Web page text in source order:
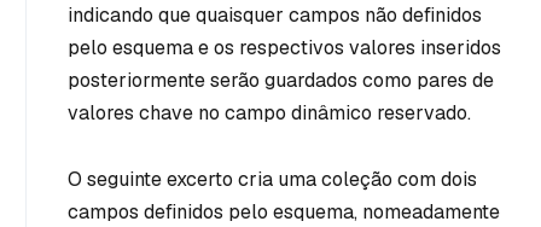
indicando que quaisquer campos não definidos
pelo esquema e os respectivos valores inseridos
posteriormente serão guardados como pares de
valores chave no campo dinâmico reservado.
O seguinte excerto cria uma coleção com dois
campos definidos pelo esquema, nomeadamente